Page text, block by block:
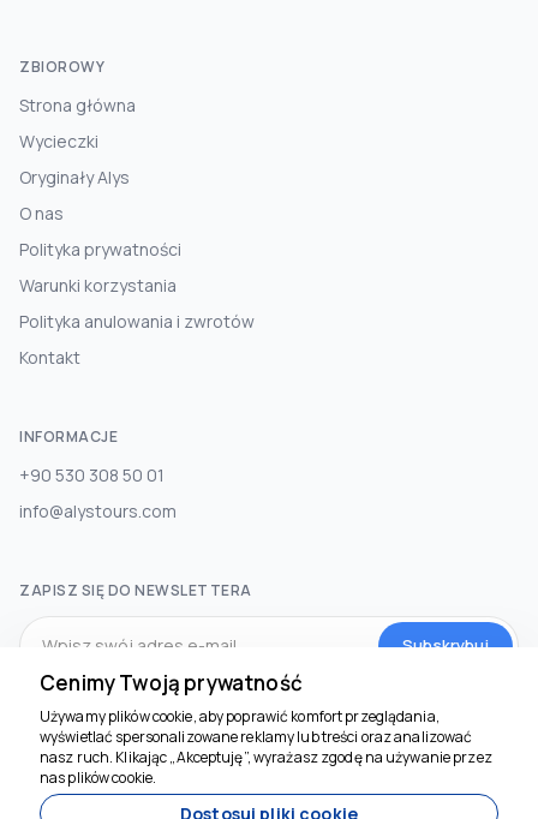
ZBIOROWY
Strona główna
Wycieczki
Oryginały Alys
O nas
Polityka prywatności
Warunki korzystania
Polityka anulowania i zwrotów
Kontakt
INFORMACJE
+90 530 308 50 01
info@alystours.com
ZAPISZ SIĘ DO NEWSLETTERA
Subskrybuj
MEDIA SPOŁECZNOŚCIOWE
Cenimy Twoją prywatność
Używamy plików cookie, aby poprawić komfort przeglądania,
wyświetlać spersonalizowane reklamy lub treści oraz analizować
nasz ruch. Klikając „Akceptuję”, wyrażasz zgodę na używanie przez
nas plików cookie.
Dostosuj pliki cookie
Jesteśmy tu, by
pomóc